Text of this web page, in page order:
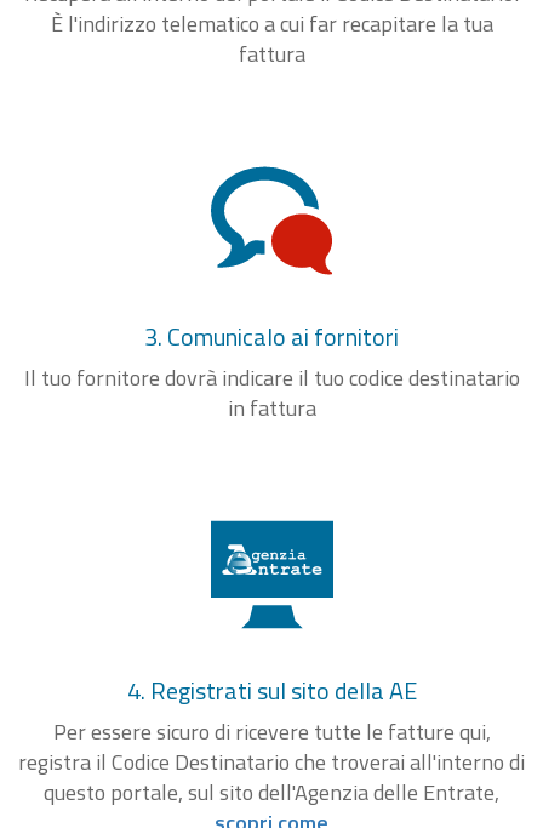
È l'indirizzo telematico a cui far recapitare la tua
fattura
3. Comunicalo ai fornitori
Il tuo fornitore dovrà indicare il tuo codice destinatario
in fattura
4. Registrati sul sito della AE
Per essere sicuro di ricevere tutte le fatture qui,
registra il Codice Destinatario che troverai all'interno di
questo portale, sul sito dell'Agenzia delle Entrate,